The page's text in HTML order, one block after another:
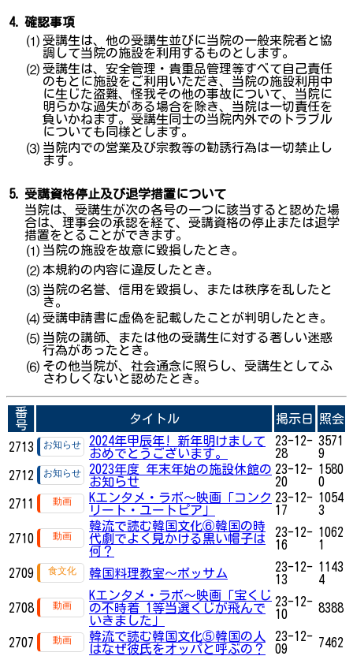
4. 確認事項
⑴ 受講生は、他の受講生並びに当院の一般来院者と協
調して当院の施設を利用するものとします。
⑵ 受講生は、安全管理・貴重品管理等すべて自己責任
のもとに施設をご利用いただき、当院の施設利用中
に生じた盗難、怪我その他の事故について、当院に
明らかな過失がある場合を除き、当院は一切責任を
負いかねます。受講生同士の当院内外でのトラブル
についても同様とします。
⑶ 当院内での営業及び宗教等の勧誘行為は一切禁止し
ます。
5. 受講資格停止及び退学措置について
当院は、受講生が次の各号の一つに該当すると認めた場
合は、理事会の承認を経て、受講資格の停止または退学
措置をとることができます。
⑴ 当院の施設を故意に毀損したとき。
⑵ 本規約の内容に違反したとき。
⑶ 当院の名誉、信用を毀損し、または秩序を乱したと
き。
⑷ 受講申請書に虚偽を記載したことが判明したとき。
⑸ 当院の講師、または他の受講生に対する著しい迷惑
行為があったとき。
⑹ その他当院が、社会通念に照らし、受講生としてふ
さわしくないと認めたとき。
番
号
タイトル 掲示日 照会
2713
2024年甲辰年! 新年明けまして
おめでとうございます。
23-12-
28
3571
9
2712
2023年度 年末年始の施設休館の
お知らせ
23-12-
20
1580
0
2711
Kエンタメ・ラボ～映画「コンク
リート・ユートピア」
23-12-
17
1054
3
2710
韓流で読む韓国文化⑥韓国の時
代劇でよく見かける黒い帽子は
何？
23-12-
16
1062
1
2709 韓国料理教室～ポッサム
23-12-
13
1143
4
2708
Kエンタメ・ラボ～映画「宝くじ
の不時着 1等当選くじが飛んで
いきました」
23-12-
10
8388
2707
韓流で読む韓国文化⑤韓国の人
はなぜ彼氏をオッパと呼ぶの？
23-12-
09
7462